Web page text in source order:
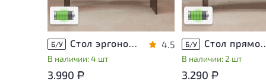
Низкая степень износа
Б/У Стол эргономичный ЛДСП Венге
В наличии: 4 шт
4.5
3.990 Р
Низкая степень
Б/У Стол
В наличии: 2 шт
3.290 Р